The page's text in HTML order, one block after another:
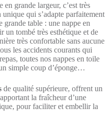
grande largeur, c’est très
qui s’adapte parfaitement
table : une nappe en
un tombé très esthétique et de
très confortable sans aucune
les accidents courants qui
toutes nos nappes en toile
simple coup d’éponge…
de qualité supérieure, offrent un
la fraîcheur d’une
pour faciliter et embellir la